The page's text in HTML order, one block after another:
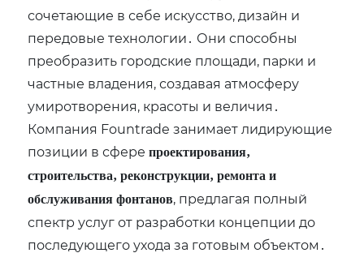
сочетающие в себе искусство‚ дизайн и
передовые технологии․ Они способны
преобразить городские площади‚ парки и
частные владения‚ создавая атмосферу
умиротворения‚ красоты и величия․
Компания Fountrade занимает лидирующие
позиции в сферепроектирования‚
строительства‚ реконструкции‚ ремонта и
обслуживания фонтанов‚ предлагая полный
спектр услуг от разработки концепции до
последующего ухода за готовым объектом․